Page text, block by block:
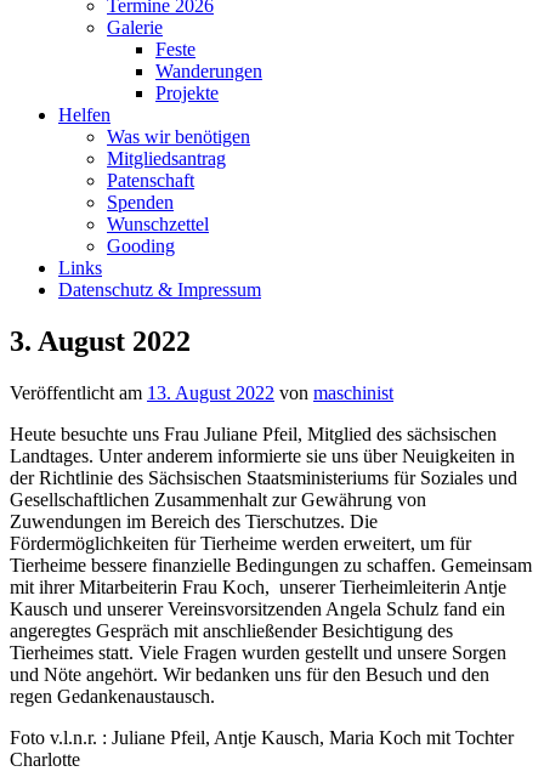
Termine 2026
Galerie
Feste
Wanderungen
Projekte
Helfen
Was wir benötigen
Mitgliedsantrag
Patenschaft
Spenden
Wunschzettel
Gooding
Links
Datenschutz & Impressum
3. August 2022
Veröffentlicht am 13. August 2022 von maschinist
Heute besuchte uns Frau Juliane Pfeil, Mitglied des sächsischen
Landtages. Unter anderem informierte sie uns über Neuigkeiten in
der Richtlinie des Sächsischen Staatsministeriums für Soziales und
Gesellschaftlichen Zusammenhalt zur Gewährung von
Zuwendungen im Bereich des Tierschutzes. Die
Fördermöglichkeiten für Tierheime werden erweitert, um für
Tierheime bessere finanzielle Bedingungen zu schaffen. Gemeinsam
mit ihrer Mitarbeiterin Frau Koch, unserer Tierheimleiterin Antje
Kausch und unserer Vereinsvorsitzenden Angela Schulz fand ein
angeregtes Gespräch mit anschließender Besichtigung des
Tierheimes statt. Viele Fragen wurden gestellt und unsere Sorgen
und Nöte angehört. Wir bedanken uns für den Besuch und den
regen Gedankenaustausch.
Foto v.l.n.r. : Juliane Pfeil, Antje Kausch, Maria Koch mit Tochter
Charlotte